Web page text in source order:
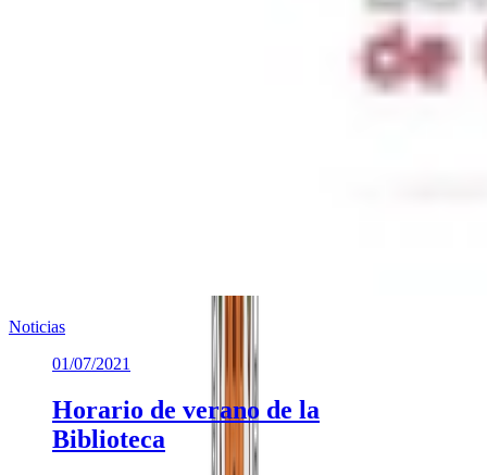
Noticias
01/07/2021
Horario de verano de la
Biblioteca